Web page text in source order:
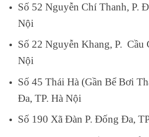
Số 52 Nguyễn Chí Thanh, P.
Nội
Số 22 Nguyễn Khang, P. Cầu
Nội
Số 45 Thái Hà (Gần Bể Bơi
Đa, TP. Hà Nội
Số 190 Xã Đàn P. Đống Đa,